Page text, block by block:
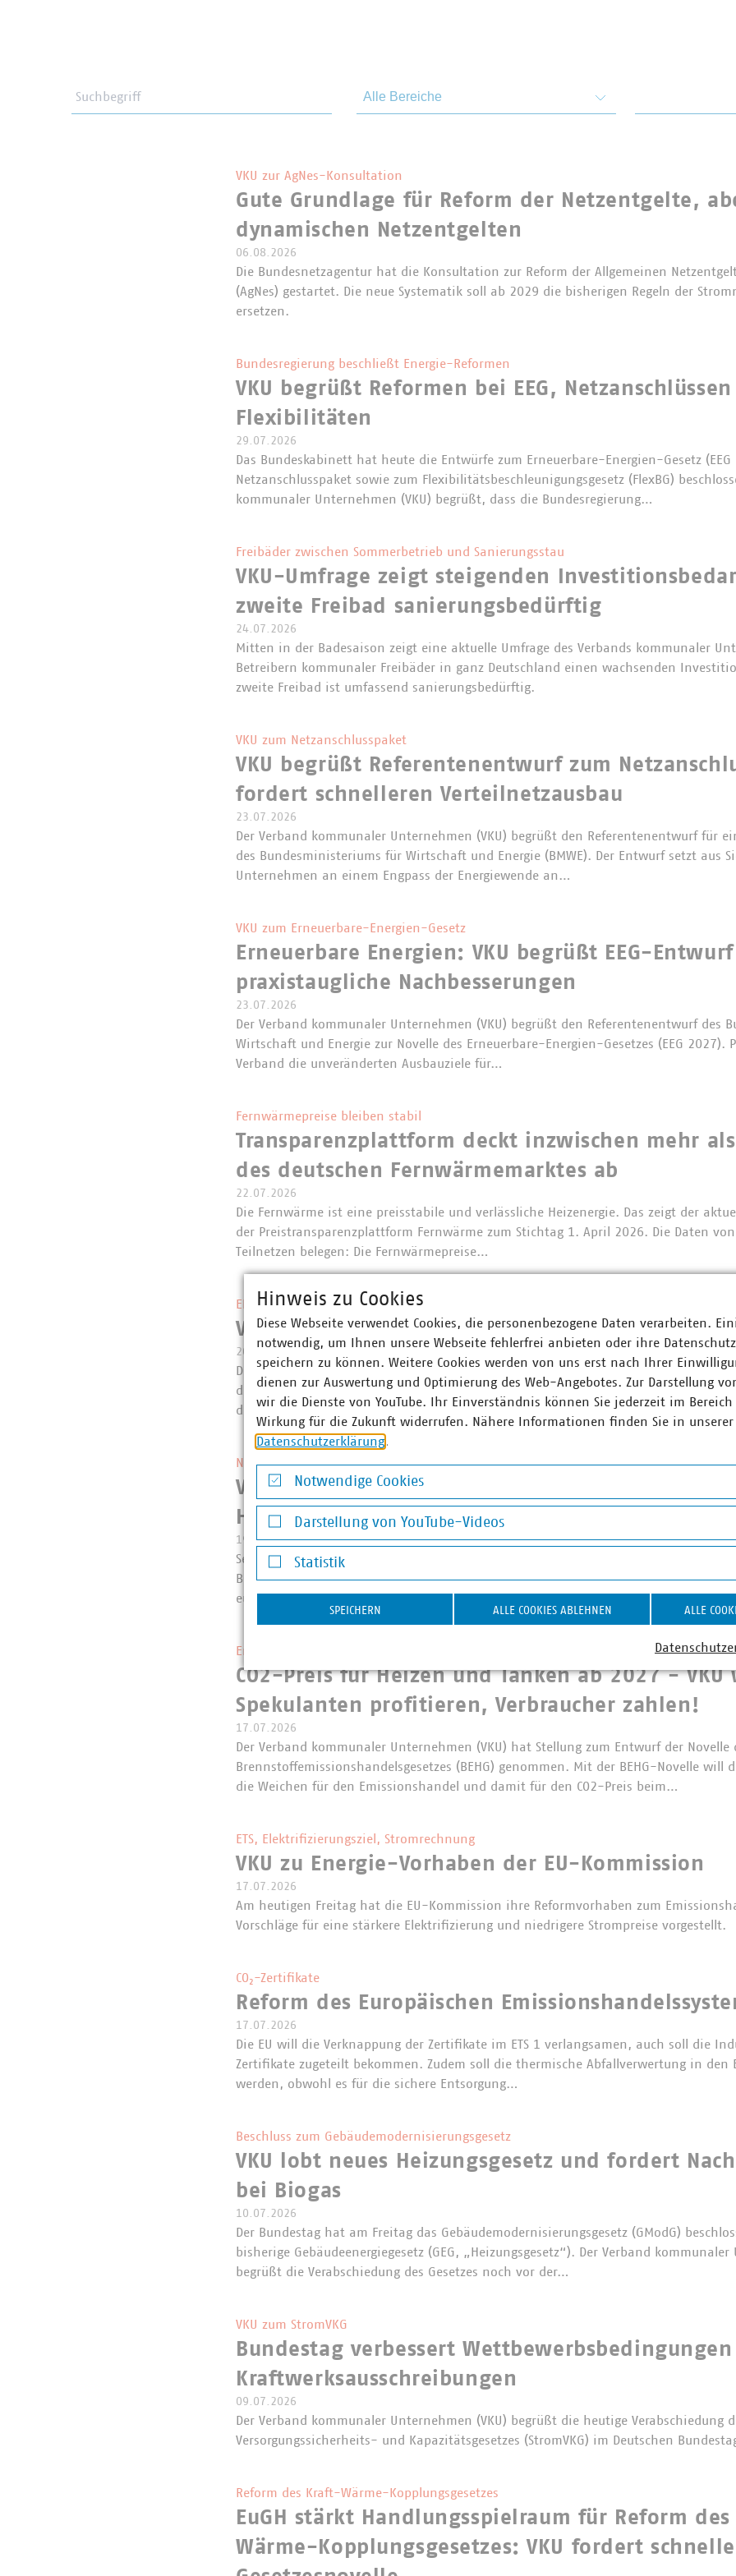
VKU zur AgNes-Konsultation
Gute Grundlage für Reform der Netzentgelte,
dynamischen Netzentgelten
06.08.2026
Die Bundesnetzagentur hat die Konsultation zur Reform der Allgemeinen
(AgNes) gestartet. Die neue Systematik soll ab 2029 die bisherigen Regeln der
ersetzen.
Bundesregierung beschließt Energie-Reformen
VKU begrüßt Reformen bei EEG, Netzanschlüssen
Flexibilitäten
29.07.2026
Das Bundeskabinett hat heute die Entwürfe zum Erneuerbare-Energien-Gesetz (EEG
Netzanschlusspaket sowie zum Flexibilitätsbeschleunigungsgesetz (FlexBG)
kommunaler Unternehmen (VKU) begrüßt, dass die Bundesregierung…
Freibäder zwischen Sommerbetrieb und Sanierungsstau
VKU-Umfrage zeigt steigenden
zweite Freibad sanierungsbedürftig
24.07.2026
Mitten in der Badesaison zeigt eine aktuelle Umfrage des Verbands kommunaler
Betreibern kommunaler Freibäder in ganz Deutschland einen wachsenden
zweite Freibad ist umfassend sanierungsbedürftig.
VKU zum Netzanschlusspaket
VKU begrüßt Referentenentwurf zum
fordert schnelleren Verteilnetzausbau
23.07.2026
Der Verband kommunaler Unternehmen (VKU) begrüßt den Referentenentwurf für
des Bundesministeriums für Wirtschaft und Energie (BMWE). Der Entwurf setzt aus
Unternehmen an einem Engpass der Energiewende an…
VKU zum Erneuerbare-Energien-Gesetz
Erneuerbare Energien: VKU begrüßt EEG-
praxistaugliche Nachbesserungen
23.07.2026
Der Verband kommunaler Unternehmen (VKU) begrüßt den Referentenentwurf des
Wirtschaft und Energie zur Novelle des Erneuerbare-Energien-Gesetzes (EEG 2027).
Verband die unveränderten Ausbauziele für…
Fernwärmepreise bleiben stabil
Transparenzplattform deckt inzwischen mehr
des deutschen Fernwärmemarktes ab
22.07.2026
Die Fernwärme ist eine preisstabile und verlässliche Heizenergie. Das zeigt der
der Preistransparenzplattform Fernwärme zum Stichtag 1. April 2026. Die Daten
Teilnetzen belegen: Die Fernwärmepreise…
EEG und Netzpaket
VKU-Ersteinschätzung zum Start der
20.07.2026
Die Bundesregierung hat die Verbändeanhörung für das Erneuerbaren-Energien-
das Netzpaket gestartet. Der Verband kommunaler Unternehmen (VKU) begrüßt
der Verzahnung von Erneuerbaren-Ausbau und…
Neue Regelung
VKU zum EU-Vernichtungsverbot für Textilien:
Herstellerverantwortung jetzt konsequent
19.07.2026
Seit dem 19. Juli dürfen große Unternehmen in der EU bestimmte unverkaufte
Bekleidungsaccessoires und Schuhe grundsätzlich nicht mehr vernichten. Die
europäischen Ökodesign-Verordnung für nachhaltige Produkte (ESPR)…
Entwurf der Novelle des BEHG
CO2-Preis für Heizen und Tanken ab 2027 -
Spekulanten profitieren, Verbraucher zahlen!
17.07.2026
Der Verband kommunaler Unternehmen (VKU) hat Stellung zum Entwurf der Novelle
Brennstoffemissionshandelsgesetzes (BEHG) genommen. Mit der BEHG-Novelle will
die Weichen für den Emissionshandel und damit für den CO2-Preis beim…
ETS, Elektrifizierungsziel, Stromrechnung
VKU zu Energie-Vorhaben der EU-Kommission
17.07.2026
Am heutigen Freitag hat die EU-Kommission ihre Reformvorhaben zum
Vorschläge für eine stärkere Elektrifizierung und niedrigere Strompreise vorgestellt.
CO₂-Zertifikate
Reform des Europäischen
17.07.2026
Die EU will die Verknappung der Zertifikate im ETS 1 verlangsamen, auch soll die
Zertifikate zugeteilt bekommen. Zudem soll die thermische Abfallverwertung in den
werden, obwohl es für die sichere Entsorgung…
Beschluss zum Gebäudemodernisierungsgesetz
VKU lobt neues Heizungsgesetz und fordert
bei Biogas
10.07.2026
Der Bundestag hat am Freitag das Gebäudemodernisierungsgesetz (GModG)
bisherige Gebäudeenergiegesetz (GEG, „Heizungsgesetz“). Der Verband kommunaler
begrüßt die Verabschiedung des Gesetzes noch vor der…
VKU zum StromVKG
Bundestag verbessert
Kraftwerksausschreibungen
09.07.2026
Der Verband kommunaler Unternehmen (VKU) begrüßt die heutige Verabschiedung
Versorgungssicherheits- und Kapazitätsgesetzes (StromVKG) im Deutschen
Reform des Kraft-Wärme-Kopplungsgesetzes
EuGH stärkt Handlungsspielraum für Reform
Wärme-Kopplungsgesetzes: VKU fordert schnelle
Hinweis zu Cookies
Diese Webseite verwendet Cookies, die personenbezogene Daten verarbeiten.
notwendig, um Ihnen unsere Webseite fehlerfrei anbieten oder ihre
speichern zu können. Weitere Cookies werden von uns erst nach Ihrer
dienen zur Auswertung und Optimierung des Web-Angebotes. Zur Darstellung
wir die Dienste von YouTube. Ihr Einverständnis können Sie jederzeit im
Wirkung für die Zukunft widerrufen. Nähere Informationen finden Sie in unserer
Datenschutzerklärung.
Notwendige Cookies
Notwendige Cookies
Darstellung von YouTube-Videos
Darstellung von YouTube-Videos
Statistik
Statistik
SPEICHERN ALLE COOKIES ABLEHNEN ALLE